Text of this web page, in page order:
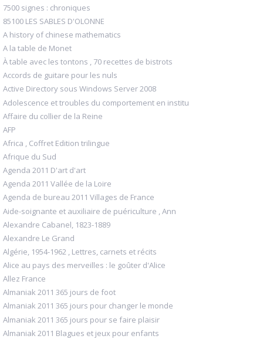
7500 signes : chroniques
85100 LES SABLES D'OLONNE
A history of chinese mathematics
A la table de Monet
À table avec les tontons , 70 recettes de bistrots
Accords de guitare pour les nuls
Active Directory sous Windows Server 2008
Adolescence et troubles du comportement en institu
Affaire du collier de la Reine
AFP
Africa , Coffret Edition trilingue
Afrique du Sud
Agenda 2011 D'art d'art
Agenda 2011 Vallée de la Loire
Agenda de bureau 2011 Villages de France
Aide-soignante et auxiliaire de puériculture , Ann
Alexandre Cabanel, 1823-1889
Alexandre Le Grand
Algérie, 1954-1962 , Lettres, carnets et récits
Alice au pays des merveilles : le goûter d'Alice
Allez France
Almaniak 2011 365 jours de foot
Almaniak 2011 365 jours pour changer le monde
Almaniak 2011 365 jours pour se faire plaisir
Almaniak 2011 Blagues et jeux pour enfants